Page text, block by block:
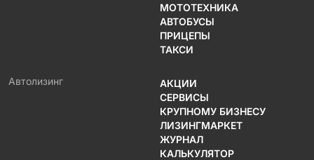
МОТОТЕХНИКА
АВТОБУСЫ
ПРИЦЕПЫ
ТАКСИ
Автолизинг
АКЦИИ
СЕРВИСЫ
КРУПНОМУ БИЗНЕСУ
ЛИЗИНГМАРКЕТ
ЖУРНАЛ
КАЛЬКУЛЯТОР